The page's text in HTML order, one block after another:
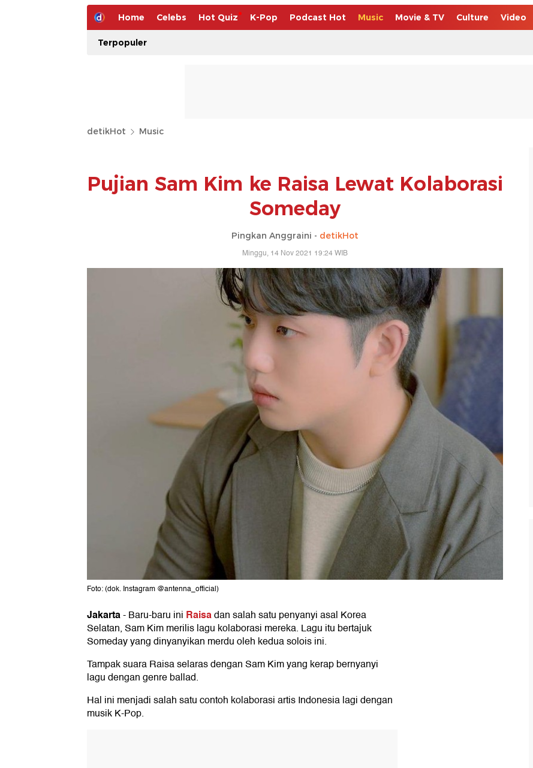
Home Celebs Hot Quiz K-Pop Podcast Hot Music Movie & TV Culture Video
Terpopuler
detikHot Music
Pujian Sam Kim ke Raisa Lewat Kolaborasi
Someday
Pingkan Anggraini - detikHot
Minggu, 14 Nov 2021 19:24 WIB
Foto: (dok. Instagram @antenna_official)
Jakarta-Baru-baru ini Raisadan salah satu penyanyi asal Korea
Selatan, Sam Kim merilis lagu kolaborasi mereka. Lagu itu bertajuk
Someday yang dinyanyikan merdu oleh kedua solois ini.
Tampak suara Raisa selaras dengan Sam Kim yang kerap bernyanyi
lagu dengan genre ballad.
Hal ini menjadi salah satu contoh kolaborasi artis Indonesia lagi dengan
musik K-Pop.